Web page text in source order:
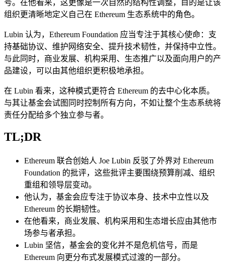
号。在他看来，这更像是一次自然的结构性调整，目的是让该
组织更清晰地定义自己在 Ethereum 生态系统中的角色。
Lubin 认为，Ethereum Foundation 应当专注于其核心使命：支
持基础协议、维护网络安全、提升技术韧性，并保持中立性。
与此同时，商业发展、机构采用、生态推广以及面向用户的产
品建设，可以由其他组织更积极地承担。
在 Lubin 看来，这种模式更符合 Ethereum 的去中心化本质。
与其让基金会试图同时控制所有方向，不如让整个生态系统将
责任分配给多个独立参与者。
TL;DR
Ethereum 联合创始人 Joe Lubin 反驳了外界对 Ethereum
Foundation 的批评，这些批评主要围绕预算削减、组织
重组和领导层变动。
他认为，基金会应专注于协议本身、技术中立性以及
Ethereum 的长期韧性。
在他看来，商业发展、机构采用和生态增长应由其他市
场参与者承担。
Lubin 坚信，基金会的变化并不是危机信号，而是
Ethereum 向更分布式发展模式过渡的一部分。